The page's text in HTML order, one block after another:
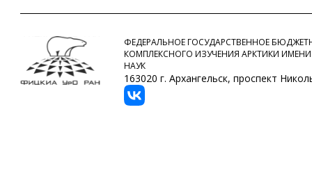
ФЕДЕРАЛЬНОЕ ГОСУДАРСТВЕННОЕ
КОМПЛЕКСНОГО ИЗУЧЕНИЯ АРКТИКИ
НАУК
163020 г. Архангельск, проспект